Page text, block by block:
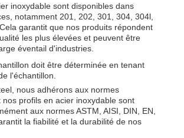
inoxydable sont disponibles dans
notamment 201, 202, 301, 304, 304l,
garantit que nos produits répondent
les plus élevées et peuvent être
éventail d'industries.
doit être déterminée en tenant
l'échantillon.
nous adhérons aux normes
nos profils en acier inoxydable sont
aux normes ASTM, AISI, DIN, EN,
la fiabilité et la durabilité de nos